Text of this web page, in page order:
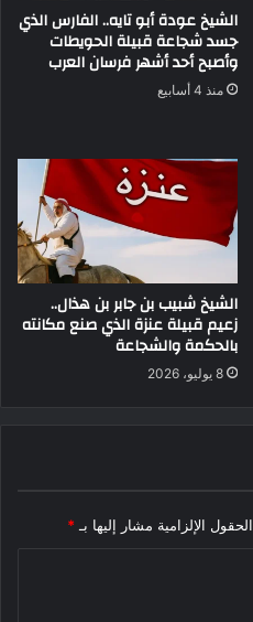
الشيخ عودة أبو تايه.. الفارس الذي
جسد شجاعة قبيلة الحويطات
وأصبح أحد أشهر فرسان العرب
منذ 4 أسابيع
الشيخ شبيب بن جابر بن هذال..
زعيم قبيلة عنزة الذي صنع مكانته
بالحكمة والشجاعة
8 يوليو، 2026
الحقول الإلزامية مشار إليها بـ *